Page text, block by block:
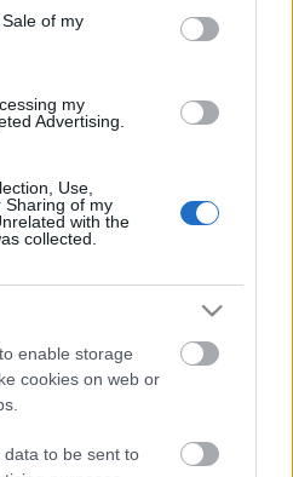
of my
my
Advertising.
Use,
Sharing of my
with the
collected.
enable storage
cookies on web or
to be sent to
ben,
ben sztázsolok (az
csak délelőtt, kicsit kezd
életem legnagyobb
A képek pár nappal
tulajdonságuk -
a képet!